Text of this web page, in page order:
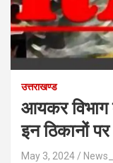
उत्तराखण्ड
आयकर विभाग
इन ठिकानों
May 3, 2024